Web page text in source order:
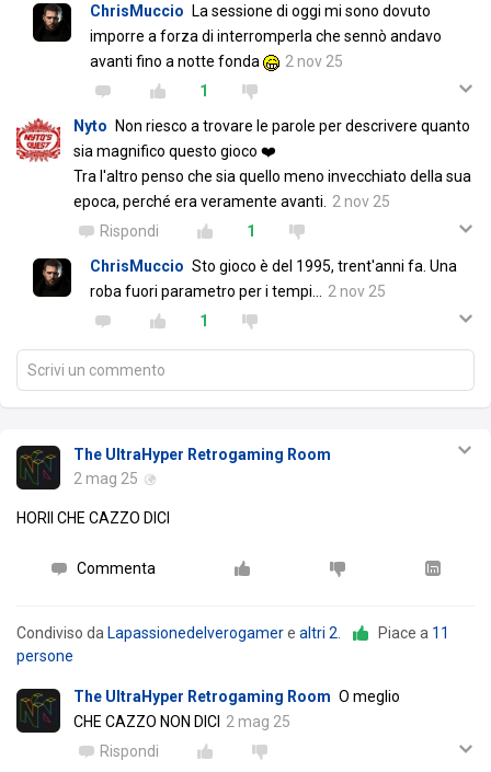
ChrisMuccio
La sessione di oggi mi sono dovuto
imporre a forza di interromperla che sennò andavo
avanti fino a notte fonda
2 nov 25
1
Nyto
Non riesco a trovare le parole per descrivere quanto
sia magnifico questo gioco ❤️
Tra l'altro penso che sia quello meno invecchiato della sua
epoca, perché era veramente avanti.
2 nov 25
Rispondi
1
ChrisMuccio Sto gioco è del 1995, trent'anni fa. Una
roba fuori parametro per i tempi...
2 nov 25
1
Scrivi un commento
The UltraHyper Retrogaming Room
2 mag 25
HORII CHE CAZZO DICl
Commenta
Condiviso da Lapassionedelverogamere altri 2 Piace a 11
persone
The UltraHyper Retrogaming Room O meglio
CHE CAZZO NON DICI 2 mag 25
Rispondi